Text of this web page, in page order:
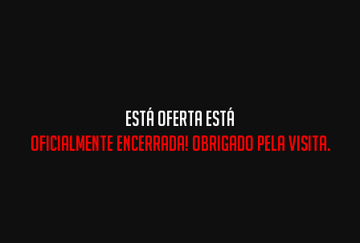
ESTÁ OFERTA ESTÁ
OFICIALMENTE ENCERRADA! OBRIGADO PELA VISITA.